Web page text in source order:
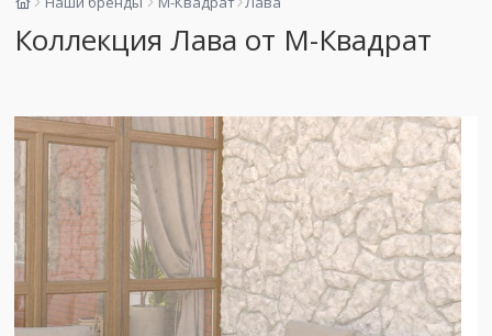
Коллекция Лава от М-Квадрат